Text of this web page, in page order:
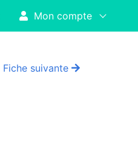
Mon compte
Fiche suivante